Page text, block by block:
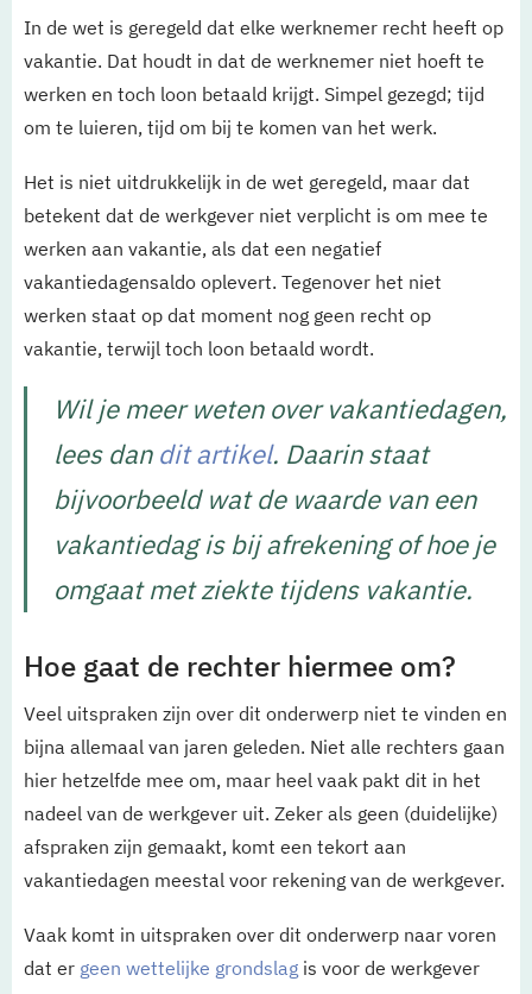
In de wet is geregeld dat elke werknemer recht heeft op
vakantie. Dat houdt in dat de werknemer niet hoeft te
werken en toch loon betaald krijgt. Simpel gezegd; tijd
om te luieren, tijd om bij te komen van het werk.
Het is niet uitdrukkelijk in de wet geregeld, maar dat
betekent dat de werkgever niet verplicht is om mee te
werken aan vakantie, als dat een negatief
vakantiedagensaldo oplevert. Tegenover het niet
werken staat op dat moment nog geen recht op
vakantie, terwijl toch loon betaald wordt.
Wil je meer weten over vakantiedagen,
lees dan dit artikel. Daarin staat
bijvoorbeeld wat de waarde van een
vakantiedag is bij afrekening of hoe je
omgaat met ziekte tijdens vakantie.
Hoe gaat de rechter hiermee om?
Veel uitspraken zijn over dit onderwerp niet te vinden en
bijna allemaal van jaren geleden. Niet alle rechters gaan
hier hetzelfde mee om, maar heel vaak pakt dit in het
nadeel van de werkgever uit. Zeker als geen (duidelijke)
afspraken zijn gemaakt, komt een tekort aan
vakantiedagen meestal voor rekening van de werkgever.
Vaak komt in uitspraken over dit onderwerp naar voren
dat er geen wettelijke grondslag is voor de werkgever